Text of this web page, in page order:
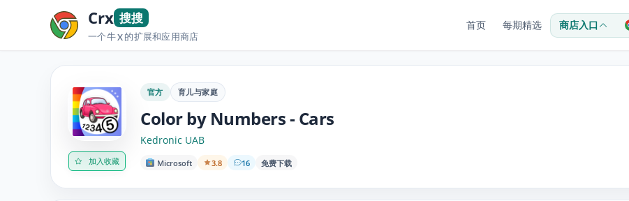
Crx 搜搜
一个牛X的扩展和应用商店
首页 每期精选 商店入口
加入收藏
官方 育儿与家庭
Color by Numbers - Cars
Kedronic UAB
Microsoft 3.8 16 免费下载